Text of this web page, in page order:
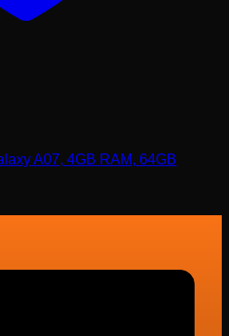
A07, 4GB RAM, 64GB